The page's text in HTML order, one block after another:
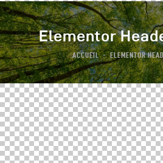
Elementor
ACCUEIL ELEMENTOR